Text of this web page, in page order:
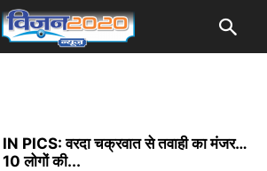
IN PICS: वरदा चक्रवात से तवाही का मंजर…
10 लोगों की...